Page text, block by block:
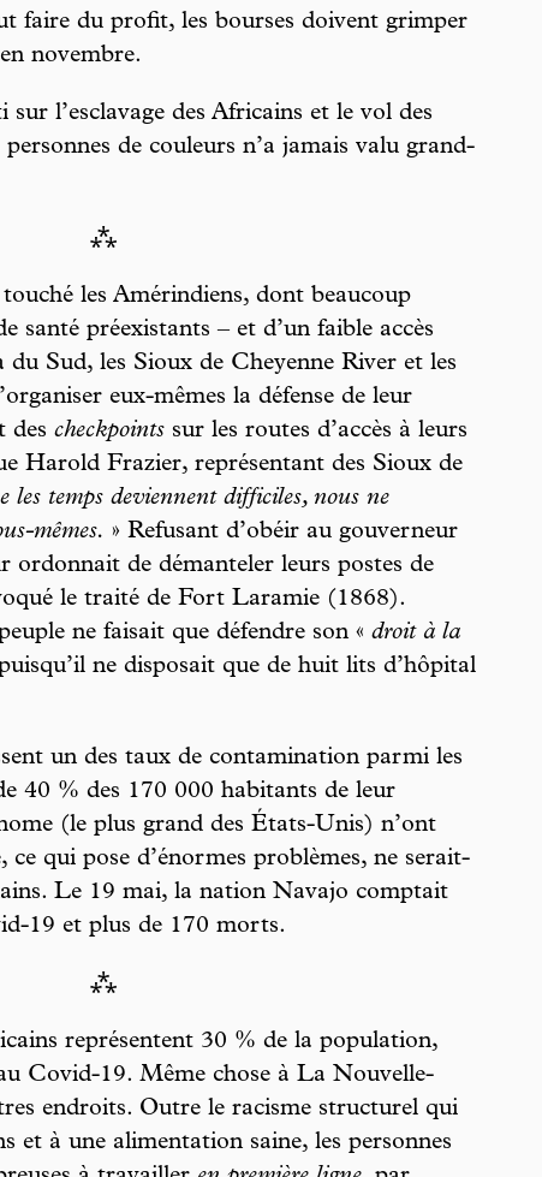
faire du profit, les bourses doivent grimper
novembre.
sur l’esclavage des Africains et le vol des
de couleurs n’a jamais valu grand-
⁂
les Amérindiens, dont beaucoup
santé préexistants – et d’un faible accès
Sud, les Sioux de Cheyenne River et les
eux-mêmes la défense de leur
des checkpoints sur les routes d’accès à leurs
Harold Frazier, représentant des Sioux de
les temps deviennent difficiles, nous ne
mêmes. » Refusant d’obéir au gouverneur
ordonnait de démanteler leurs postes de
le traité de Fort Laramie (1868).
ne faisait que défendre son « droit à la
ne disposait que de huit lits d’hôpital
un des taux de contamination parmi les
40 % des 170 000 habitants de leur
(le plus grand des États-Unis) n’ont
ce qui pose d’énormes problèmes, ne serait-
Le 19 mai, la nation Navajo comptait
19 et plus de 170 morts.
⁂
représentent 30 % de la population,
Covid-19. Même chose à La Nouvelle-
endroits. Outre le racisme structurel qui
et à une alimentation saine, les personnes